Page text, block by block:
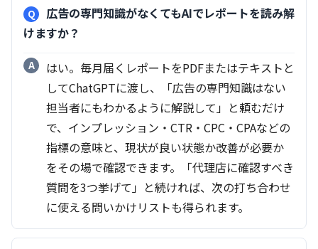
広告の専門知識がなくてもAIでレポートを読み解
けますか？
はい。毎月届くレポートをPDFまたはテキストと
してChatGPTに渡し、「広告の専門知識はない
担当者にもわかるように解説して」と頼むだけ
で、インプレッション・CTR・CPC・CPAなどの
指標の意味と、現状が良い状態か改善が必要か
をその場で確認できます。「代理店に確認すべき
質問を3つ挙げて」と続ければ、次の打ち合わせ
に使える問いかけリストも得られます。